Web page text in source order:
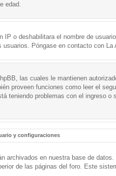
edad.
o deshabilitara el nombre de
Póngase en contacto con
las cuales le mantienen
proveen funciones como leer el
teniendo problemas con el ingreso o
y configuraciones
archivados en nuestra base de
de las páginas del foro. Este